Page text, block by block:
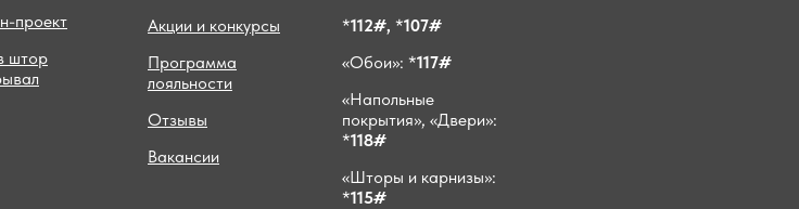
проект
штор
Акции и конкурсы
Программа
лояльности
Отзывы
Вакансии
*112#, *107#
«Обои»: *117#
«Напольные
покрытия», «Двери»:
*118#
«Шторы и карнизы»:
*115#